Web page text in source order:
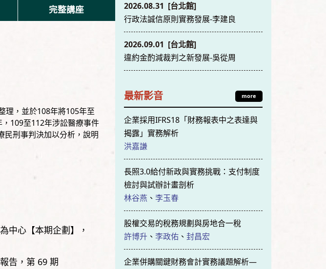
完整講座
理，並於108年將105年至
109至112年涉訟醫療事件
民刑事判決加以分析，說明
心【本期企劃】
告， 第 69 期
2026.08.31 [台北館]
行政法誠信原則實務發展-李建良
2026.09.01 [台北館]
違約金酌減裁判之新發展-吳從周
最新影音 more
企業採用IFRS18「財務報表中之表達與
揭露」實務解析
洪嘉謙
長照3.0給付新政與實務挑戰：支付制度
檢討與試辦計畫剖析
林谷燕 、 李玉春
股權交易的稅務規劃與房地合一稅
許博升 、 李政佑 、 封昌宏
企業併購關鍵財務會計實務議題解析—